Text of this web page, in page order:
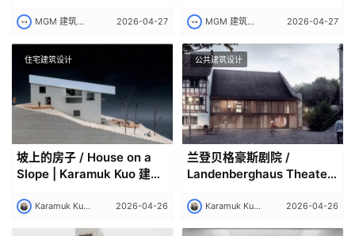
所｜MGM
MGM 建筑师事务所｜MGM 2026-04-27 MGM 建筑师事务所｜MGM 2026-04-27
住宅建筑设计
坡上的房子 / House on a
Slope | Karamuk Kuo 建筑
Karamuk Kuo 建筑事务所 2026-04-26
公共建筑设计
兰登贝格豪斯剧院 /
Landenberghaus Theater
Karamuk Kuo 建筑事务所 2026-04-26